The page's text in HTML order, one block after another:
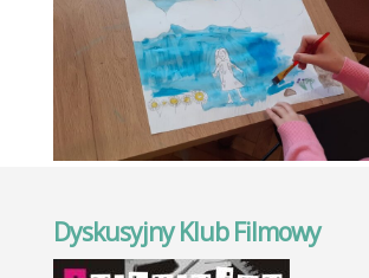
Dyskusyjny Klub Filmowy